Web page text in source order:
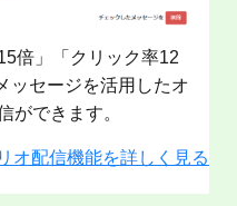
倍」「クリック率12
ッセージを活用したオ
ができます。
オ配信機能を詳しく見る